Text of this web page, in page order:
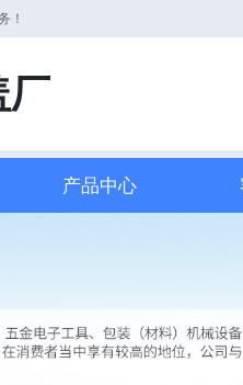
！
厂
产品中心